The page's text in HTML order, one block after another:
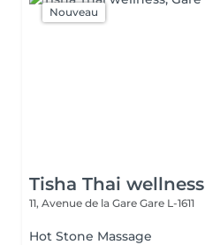
Nouveau
Tisha Thai wellness
11, Avenue de la Gare Gare L-1611
Hot Stone Massage